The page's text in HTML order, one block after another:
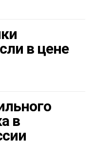
в цене
в